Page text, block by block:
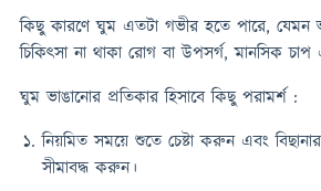
কিছু কারণে ঘুম এতটা গভীর হতে পারে, যেমন
চিকিৎসা না থাকা রোগ বা উপসর্গ, মানসিক চাপ
ঘুম ভাঙানোর প্রতিকার হিসাবে কিছু পরামর্শ :
নিয়মিত সময়ে শুতে চেষ্টা করুন এবং
সীমাবদ্ধ করুন।